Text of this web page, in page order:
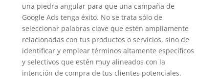
una piedra angular para que una campaña de
Google Ads tenga éxito. No se trata sólo de
seleccionar palabras clave que estén ampliamente
relacionadas con tus productos o servicios, sino de
identificar y emplear términos altamente específicos
y selectivos que estén muy alineados con la
intención de compra de tus clientes potenciales.